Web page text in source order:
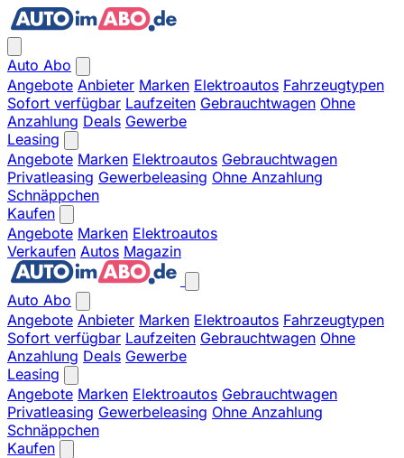
Auto Abo
Angebote Anbieter Marken Elektroautos Fahrzeugtypen
Sofort verfügbar Laufzeiten Gebrauchtwagen Ohne
Anzahlung Deals Gewerbe
Leasing
Angebote Marken Elektroautos Gebrauchtwagen
Privatleasing Gewerbeleasing Ohne Anzahlung
Schnäppchen
Kaufen
Angebote Marken Elektroautos
Verkaufen Autos Magazin
Auto Abo
Angebote Anbieter Marken Elektroautos Fahrzeugtypen
Sofort verfügbar Laufzeiten Gebrauchtwagen Ohne
Anzahlung Deals Gewerbe
Leasing
Angebote Marken Elektroautos Gebrauchtwagen
Privatleasing Gewerbeleasing Ohne Anzahlung
Schnäppchen
Kaufen